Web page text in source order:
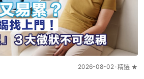
2026-08-02 精選 ★